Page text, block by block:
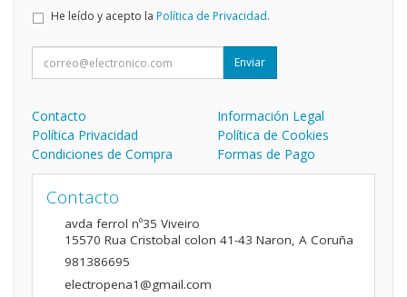
He leído y acepto la Política de Privacidad.
Enviar
Contacto
Información Legal
Política Privacidad
Política de Cookies
Condiciones de Compra
Formas de Pago
Contacto
avda ferrol nº35 Viveiro
15570 Rua Cristobal colon 41-43 Naron, A Coruña
981386695
electropena1@gmail.com